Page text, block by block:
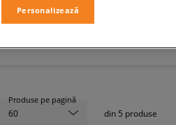
Produse pe pagină
60 din 5 produse
Personalizează